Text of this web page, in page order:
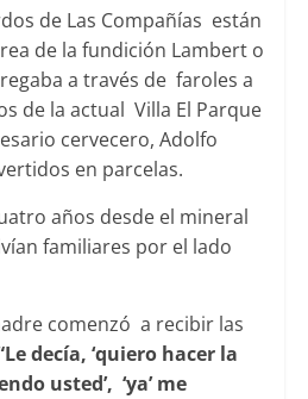
de Las Compañías están
de la fundición Lambert o
a través de faroles a
de la actual Villa El Parque
cervecero, Adolfo
en parcelas.
años desde el mineral
familiares por el lado
comenzó a recibir las
decía, ‘quiero hacer la
usted’, ‘ya’ me